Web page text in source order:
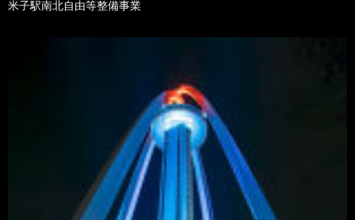
米子駅南北自由等整備事業